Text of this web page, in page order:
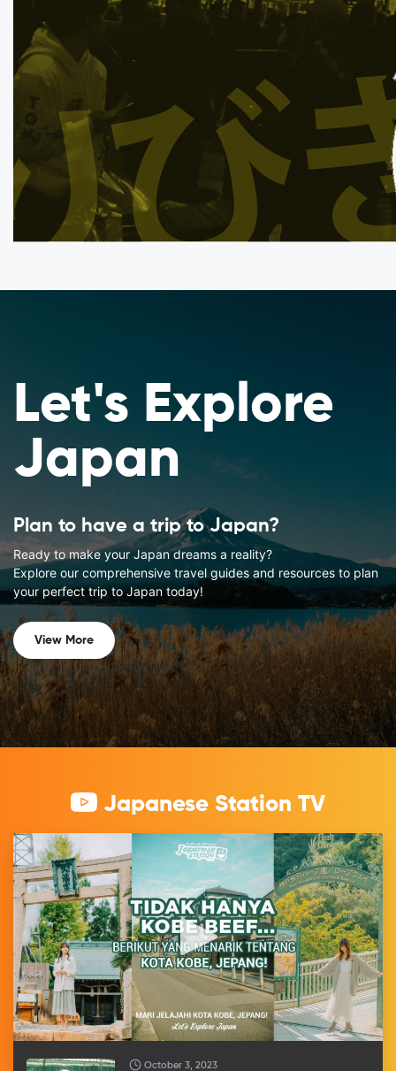
Let's Explore
Japan
Plan to have a trip to Japan?
Ready to make your Japan dreams a reality?
Explore our comprehensive travel guides and resources to plan
your perfect trip to Japan today!
View More
Japanese Station TV
October 3, 2023